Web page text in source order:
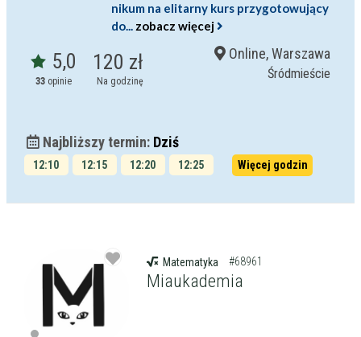
nikum na elitarny kurs przygotowujący
do... zobacz więcej
5,0
33 opinie
120 zł
Na godzinę
Online, Warszawa
Śródmieście
Najbliższy termin: Dziś
12:10 12:15 12:20
12:25
Więcej godzin
Matematyka #68961
Miaukademia